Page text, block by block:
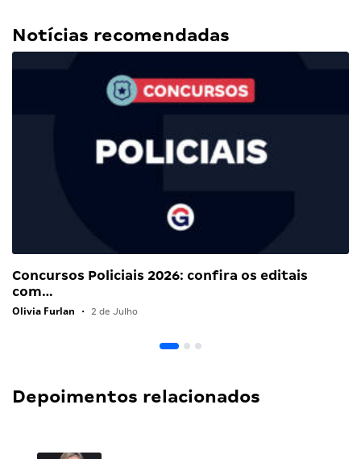
Notícias recomendadas
Concursos Policiais 2026: confira os editais
com…
Olivia Furlan • 2 de Julho
Depoimentos relacionados